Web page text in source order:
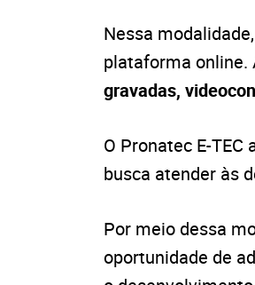
Nessa
plataforma online.
gravadas,
O Pronatec E-
busca atender às
Por meio dessa
oportunidade de